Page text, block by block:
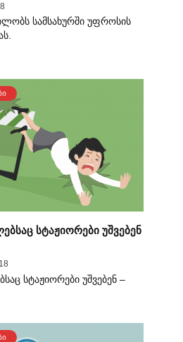
სამსახურში უფროსის
სტაჟიორები უშვებენ
სტაჟიორები უშვებენ –